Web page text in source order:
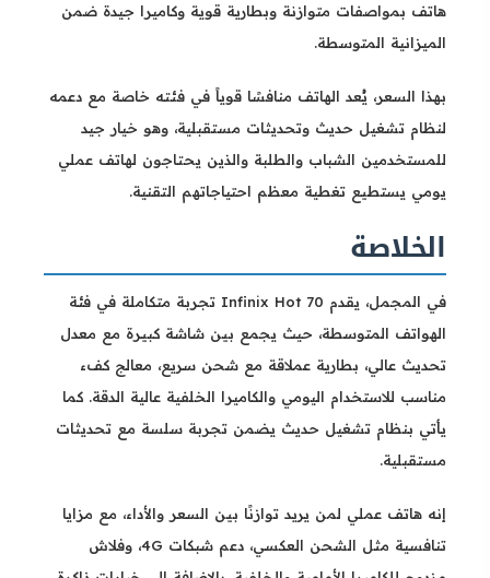
هاتف بمواصفات متوازنة وبطارية قوية وكاميرا جيدة ضمن
الميزانية المتوسطة.
بهذا السعر، يُعد الهاتف منافسًا قوياً في فئته خاصة مع دعمه
لنظام تشغيل حديث وتحديثات مستقبلية، وهو خيار جيد
للمستخدمين الشباب والطلبة والذين يحتاجون لهاتف عملي
يومي يستطيع تغطية معظم احتياجاتهم التقنية.
الخلاصة
في المجمل، يقدم Infinix Hot 70 تجربة متكاملة في فئة
الهواتف المتوسطة، حيث يجمع بين شاشة كبيرة مع معدل
تحديث عالي، بطارية عملاقة مع شحن سريع، معالج كفء
مناسب للاستخدام اليومي والكاميرا الخلفية عالية الدقة. كما
يأتي بنظام تشغيل حديث يضمن تجربة سلسة مع تحديثات
مستقبلية.
إنه هاتف عملي لمن يريد توازنًا بين السعر والأداء، مع مزايا
تنافسية مثل الشحن العكسي، دعم شبكات 4G، وفلاش